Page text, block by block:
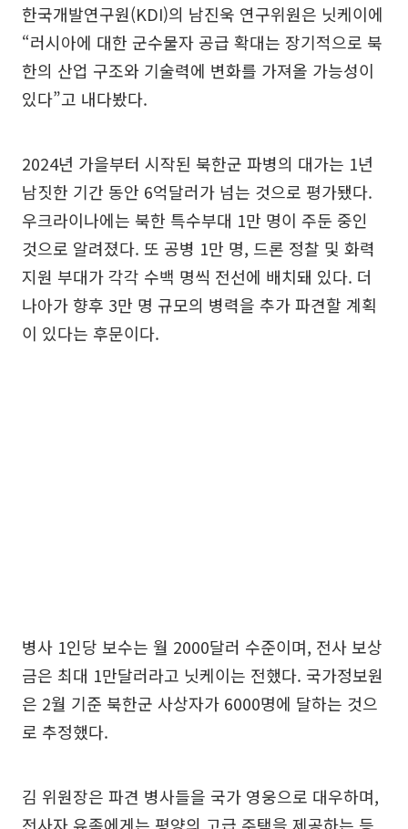
한국개발연구원(KDI)의 남진욱 연구위원은 닛케이에
“러시아에 대한 군수물자 공급 확대는 장기적으로 북
한의 산업 구조와 기술력에 변화를 가져올 가능성이
있다”고 내다봤다.
2024년 가을부터 시작된 북한군 파병의 대가는 1년
남짓한 기간 동안 6억달러가 넘는 것으로 평가됐다.
우크라이나에는 북한 특수부대 1만 명이 주둔 중인
것으로 알려졌다. 또 공병 1만 명, 드론 정찰 및 화력
지원 부대가 각각 수백 명씩 전선에 배치돼 있다. 더
나아가 향후 3만 명 규모의 병력을 추가 파견할 계획
이 있다는 후문이다.
병사 1인당 보수는 월 2000달러 수준이며, 전사 보상
금은 최대 1만달러라고 닛케이는 전했다. 국가정보원
은 2월 기준 북한군 사상자가 6000명에 달하는 것으
로 추정했다.
김 위원장은 파견 병사들을 국가 영웅으로 대우하며,
전사자 유족에게는 평양의 고급 주택을 제공하는 등